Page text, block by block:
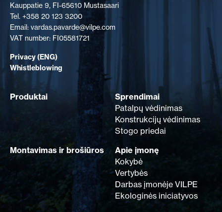
Kauppatie 9, FI-65610 Mustasaari
Tel. +358 20 123 3200
Email: vardas.pavarde@vilpe.com
VAT number: FI05581721
Privacy (ENG)
Whistleblowing
Produktai
Sprendimai
Patalpų vėdinimas
Konstrukcijų vėdinimas
Stogo priedai
Montavimas ir brošiūros
Apie įmonę
Kokybė
Vertybės
Darbas įmonėje VILPE
Ekologinės iniciatyvos